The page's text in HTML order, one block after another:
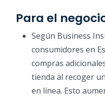
Para el
Según Business
consumidores en
compras
tienda al recoger
en línea. Esto